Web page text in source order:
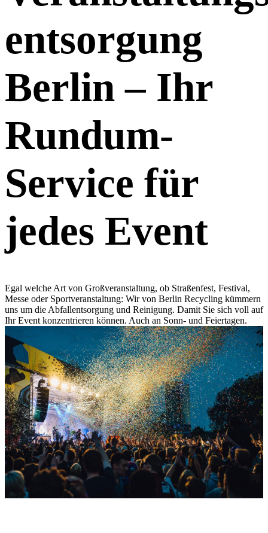
entsorgung
Berlin – Ihr
Rundum-
Service für
jedes Event
Egal welche Art von Großveranstaltung, ob Straßenfest, Festival,
Messe oder Sportveranstaltung: Wir von Berlin Recycling kümmern
uns um die Abfallentsorgung und Reinigung. Damit Sie sich voll auf
Ihr Event konzentrieren können. Auch an Sonn- und Feiertagen.